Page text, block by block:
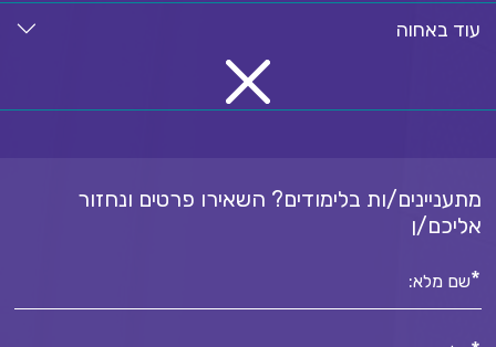
עוד באחוה
מתעניינים/ות בלימודים? השאירו פרטים ונחזור
אליכם/ן
שם מלא:*